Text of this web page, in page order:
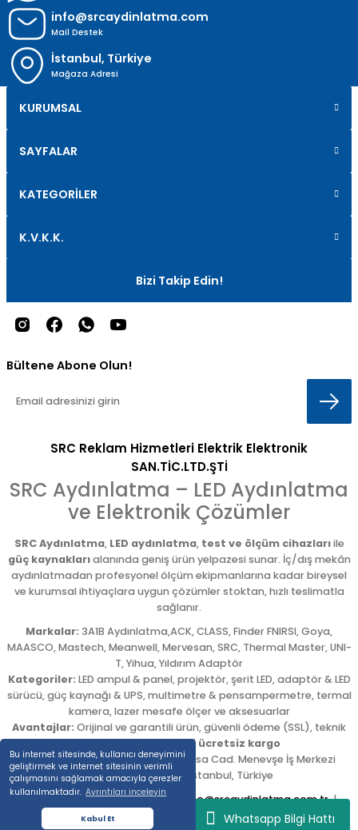
Bu internet sitesinde, kullanıcı deneyimini
geliştirmek ve internet sitesinin verimli
çalışmasını sağlamak amacıyla çerezler
kullanılmaktadır. Ayrıntıları inceleyin
Kabul Et Whatsapp Bilgi Hattı
info@srcaydinlatma.com
Mail Destek
İstanbul, Türkiye
Mağaza Adresi
KURUMSAL
SAYFALAR
KATEGORİLER
K.V.K.K.
Bizi Takip Edin!
Bültene Abone Olun!
SRC Reklam Hizmetleri Elektrik Elektronik
SAN.TİC.LTD.ŞTİ
SRC Aydınlatma – LED Aydınlatma
ve Elektronik Çözümler
SRC Aydınlatma, LED aydınlatma, test ve ölçüm cihazlarıile
güç kaynaklarıalanında geniş ürün yelpazesi sunar. İç/dış mekân
aydınlatmadan profesyonel ölçüm ekipmanlarına kadar bireysel
ve kurumsal ihtiyaçlara uygun çözümler stoktan, hızlı teslimatla
sağlanır.
Markalar: 3A1B Aydınlatma,ACK, CLASS, Finder FNIRSI, Goya,
MAASCO, Mastech, Meanwell, Mervesan, SRC, Thermal Master, UNI-
T, Yihua, Yıldırım Adaptör
Kategoriler: LED ampul & panel, projektör, şerit LED, adaptör & LED
sürücü, güç kaynağı & UPS, multimetre & pensampermetre, termal
kamera, lazer mesafe ölçer ve aksesuarlar
Avantajlar: Orijinal ve garantili ürün, güvenli ödeme (SSL), teknik
destek,5.000 TL üzeri ücretsiz kargo
Adres: Emekyemez Mah. Okçumusa Cad. Menevşe İş Merkezi
No:22/58,Beyoğlu/ İstanbul, Türkiye
Tel:0212 254 54 00|E-posta: info@srcaydinlatma.com.tr|
www.srcaydinlatma.com